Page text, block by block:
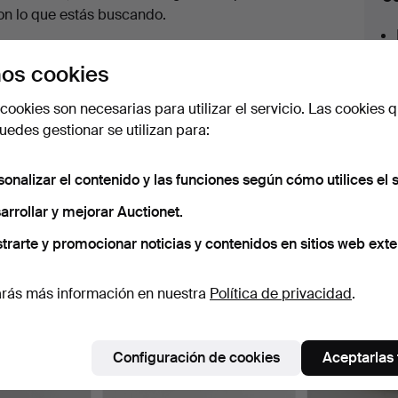
lo que estás buscando.
tan pronto como dispongamos del lote.
archivo que coinciden con tu
cookies
son necesarias para utilizar el servicio. Las cookies
gestionar se utilizan para:
el contenido y las funciones según cómo utilices el
y mejorar Auctionet.
y promocionar noticias y contenidos en sitios web
más información en nuestra Política de privacidad.
Configuración de cookies Aceptarlas